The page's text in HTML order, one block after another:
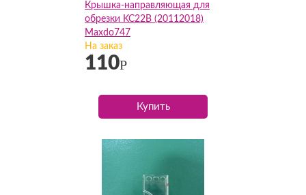
Крышка-направляющая для
обрезки KC22B (20112018)
Maxdo747
На заказ
110Р
Купить